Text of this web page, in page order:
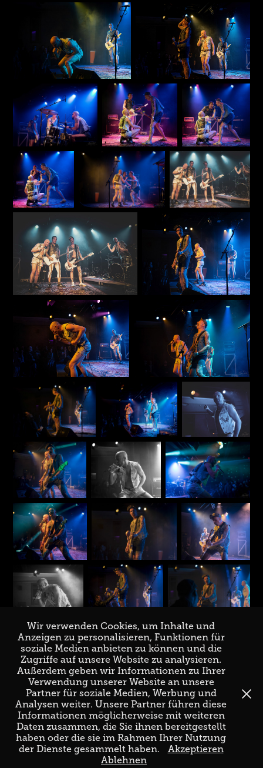
↑ Back to Top
Imprint & Privacy
Wir verwenden Cookies, um Inhalte und
Anzeigen zu personalisieren, Funktionen für
soziale Medien anbieten zu können und die
Zugriffe auf unsere Website zu analysieren.
Außerdem geben wir Informationen zu Ihrer
Verwendung unserer Website an unsere
Partner für soziale Medien, Werbung und
Analysen weiter. Unsere Partner führen diese
Informationen möglicherweise mit weiteren
Daten zusammen, die Sie ihnen bereitgestellt
haben oder die sie im Rahmen Ihrer Nutzung
der Dienste gesammelt haben.
Akzeptieren
Ablehnen